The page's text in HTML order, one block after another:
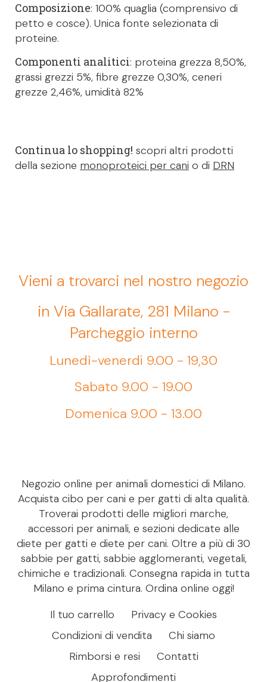
Composizione: 100% quaglia (comprensivo di
petto e cosce). Unica fonte selezionata di
proteine.
Componenti analitici: proteina grezza 8,50%,
grassi grezzi 5%, fibre grezze 0,30%, ceneri
grezze 2,46%, umidità 82%
Continua lo shopping! scopri altri prodotti
della sezione monoproteici per cani o di DRN
Vieni a trovarci nel nostro negozio
in Via Gallarate, 281 Milano -
Parcheggio interno
Lunedì-venerdi 9.00 - 19,30
Sabato 9.00 - 19.00
Domenica 9.00 - 13.00
Negozio online per animali domestici di Milano.
Acquista cibo per cani e per gatti di alta qualità.
Troverai prodotti delle migliori marche,
accessori per animali, e sezioni dedicate alle
diete per gatti e diete per cani. Oltre a più di 30
sabbie per gatti, sabbie agglomeranti, vegetali,
chimiche e tradizionali. Consegna rapida in tutta
Milano e prima cintura. Ordina online oggi!
Il tuo carrello
Privacy e Cookies
Condizioni di vendita
Chi siamo
Rimborsi e resi
Contatti
Approfondimenti